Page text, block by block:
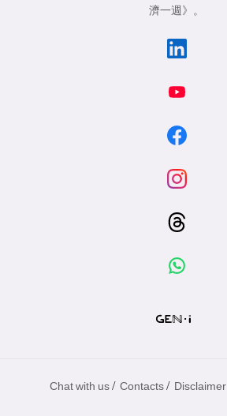
濟一週》
。
Chat with us / Contacts / Disclaimer